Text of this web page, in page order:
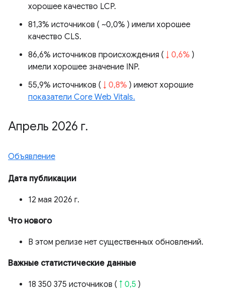
хорошее качество LCP.
81,3% источников ( ~0,0% ) имели хорошее
качество CLS.
86,6% источников происхождения ( ↓ 0,6% )
имели хорошее значение INP.
55,9% источников ( ↓ 0,8% ) имеют хорошие
показатели Core Web Vitals.
Апрель 2026 г.
Объявление
Дата публикации
12 мая 2026 г.
Что нового
В этом релизе нет существенных обновлений.
Важные статистические данные
18 350 375 источников ( ↑ 0,5 )